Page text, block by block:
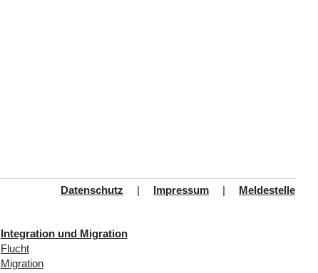
Datenschutz | Impressum | Meldestelle
Integration und Migration
Flucht
Migration